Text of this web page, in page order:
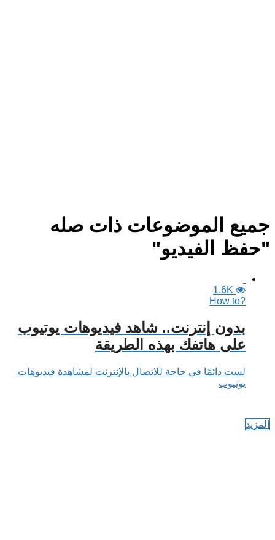
جميع الموضوعات ذات صله
"حفظ الفيديو"
1.6K
?How to
بدون إنترنت.. شاهد فيديوهات يوتيوب
على هاتفك بهذه الطريقة
لست دائمًا في حاجة للاتصال بالإنترنت لمشاهدة فيديوهات
يوتيوب
المزيد